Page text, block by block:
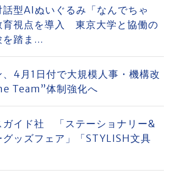
型AIぬいぐるみ「なんでちゃ
育視点を導入 東京大学と協働の
踏ま...
、4月1日付で大規模人事・機構改
Team”体制強化へ
ガイド社 「ステーショナリー&
グッズフェア」「STYLISH文具